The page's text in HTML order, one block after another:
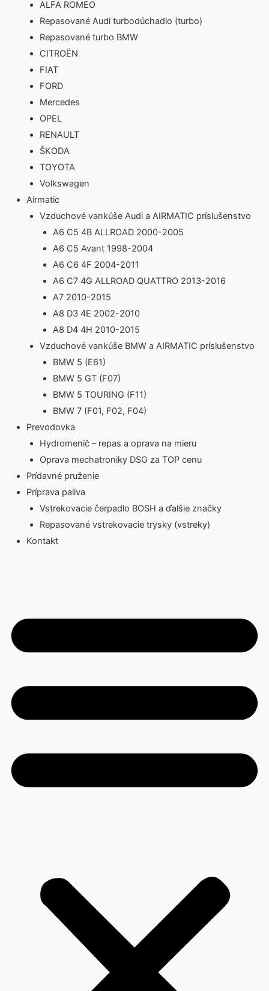
ALFA ROMEO
Repasované Audi turbodúchadlo (turbo)
Repasované turbo BMW
CITROËN
FIAT
FORD
Mercedes
OPEL
RENAULT
ŠKODA
TOYOTA
Volkswagen
Airmatic
Vzduchové vankúše Audi a AIRMATIC príslušenstvo
A6 C5 4B ALLROAD 2000-2005
A6 C5 Avant 1998-2004
A6 C6 4F 2004-2011
A6 C7 4G ALLROAD QUATTRO 2013-2016
A7 2010-2015
A8 D3 4E 2002-2010
A8 D4 4H 2010-2015
Vzduchové vankúše BMW a AIRMATIC príslušenstvo
BMW 5 (E61)
BMW 5 GT (F07)
BMW 5 TOURING (F11)
BMW 7 (F01, F02, F04)
Prevodovka
Hydromenič – repas a oprava na mieru
Oprava mechatroniky DSG za TOP cenu
Prídavné pruženie
Príprava paliva
Vstrekovacie čerpadlo BOSH a ďalšie značky
Repasované vstrekovacie trysky (vstreky)
Kontakt